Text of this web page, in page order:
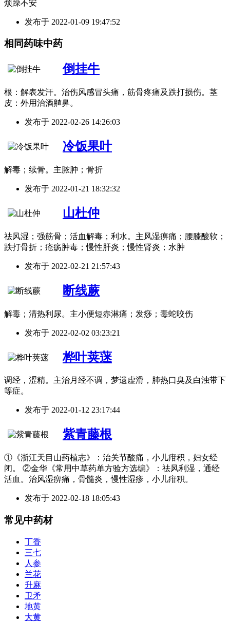
烦躁不安
发布于 2022-01-09 19:47:52
相同药味中药
倒挂牛
根：解表发汗。治伤风感冒头痛，筋骨疼痛及跌打损伤。茎
皮：外用治酒齄鼻。
发布于 2022-02-26 14:26:03
冷饭果叶
解毒；续骨。主脓肿；骨折
发布于 2022-01-21 18:32:32
山杜仲
祛风湿；强筋骨；活血解毒；利水。主风湿痹痛；腰膝酸软；
跌打骨折；疮疡肿毒；慢性肝炎；慢性肾炎；水肿
发布于 2022-02-21 21:57:43
断线蕨
解毒；清热利尿。主小便短赤淋痛；发痧；毒蛇咬伤
发布于 2022-02-02 03:23:21
桦叶荚蒾
调经，涩精。主治月经不调，梦遗虚滑，肺热口臭及白浊带下
等症。
发布于 2022-01-12 23:17:44
紫青藤根
①《浙江天目山药植志》：治关节酸痛，小儿疳积，妇女经
闭。 ②金华《常用中草药单方验方选编》：祛风利湿，通经
活血。治风湿痹痛，骨髓炎，慢性湿疹，小儿疳积。
发布于 2022-02-18 18:05:43
常见中药材
丁香
三七
人参
兰花
升麻
卫矛
地黄
大黄